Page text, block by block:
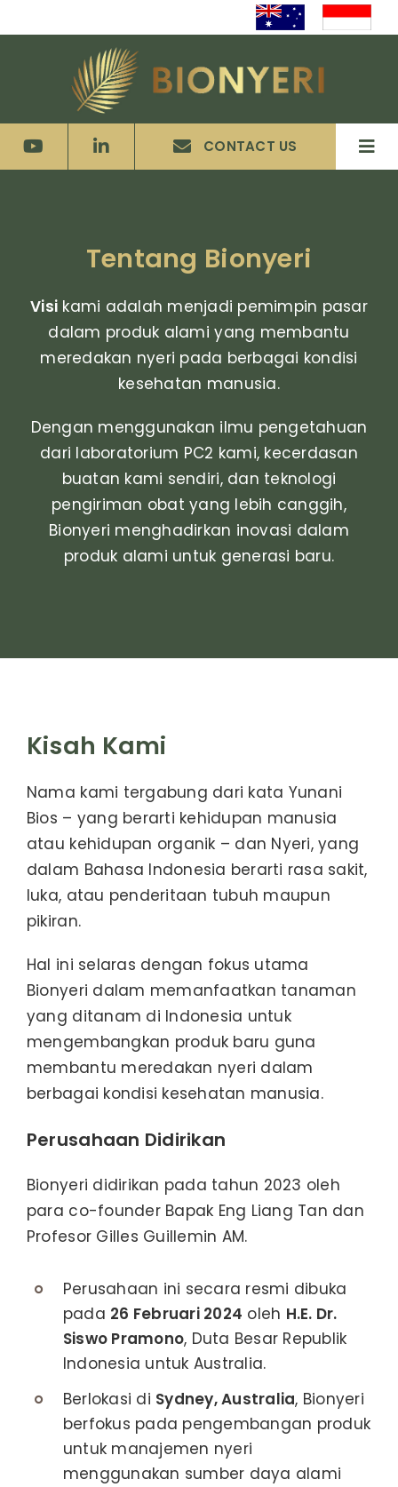
to
CONTACT US
Inovasi
Tentang
Kontak
Tentang Bionyeri
Visi kami adalah menjadi pemimpin pasar
dalam produk alami yang membantu
meredakan nyeri pada berbagai kondisi
kesehatan manusia.
Dengan menggunakan ilmu pengetahuan
dari laboratorium PC2 kami, kecerdasan
buatan kami sendiri, dan teknologi
pengiriman obat yang lebih canggih,
Bionyeri menghadirkan inovasi dalam
produk alami untuk generasi baru.
Kisah Kami
Nama kami tergabung dari kata Yunani
Bios – yang berarti kehidupan manusia
atau kehidupan organik – dan Nyeri, yang
dalam Bahasa Indonesia berarti rasa sakit,
luka, atau penderitaan tubuh maupun
pikiran.
Hal ini selaras dengan fokus utama
Bionyeri dalam memanfaatkan tanaman
yang ditanam di Indonesia untuk
mengembangkan produk baru guna
membantu meredakan nyeri dalam
berbagai kondisi kesehatan manusia.
Perusahaan Didirikan
Bionyeri didirikan pada tahun 2023 oleh
para co-founder Bapak Eng Liang Tan dan
Profesor Gilles Guillemin AM.
Perusahaan ini secara resmi dibuka
pada 26 Februari 2024 oleh H.E. Dr.
Siswo Pramono, Duta Besar Republik
Indonesia untuk Australia.
Berlokasi di Sydney, Australia, Bionyeri
berfokus pada pengembangan produk
untuk manajemen nyeri
menggunakan sumber daya alami